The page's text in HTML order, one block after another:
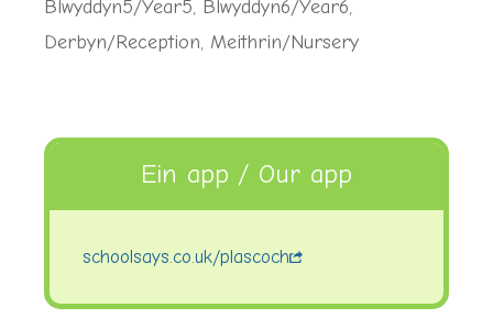
Blwyddyn5/Year5, Blwyddyn6/Year6,
Derbyn/Reception, Meithrin/Nursery
Ein app / Our app
schoolsays.co.uk/plascoch